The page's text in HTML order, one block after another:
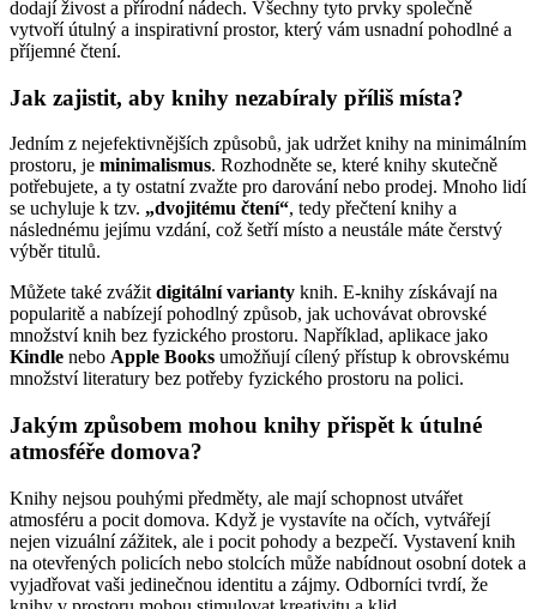
dodají živost a přírodní nádech. Všechny tyto prvky společně
vytvoří útulný a inspirativní prostor, který vám usnadní pohodlné a
příjemné čtení.
Jak zajistit, aby knihy nezabíraly příliš místa?
Jedním z nejefektivnějších způsobů, jak udržet knihy na minimálním
prostoru, je minimalismus. Rozhodněte se, které knihy skutečně
potřebujete, a ty ostatní zvažte pro darování nebo prodej. Mnoho lidí
se uchyluje k tzv. „dvojitému čtení“, tedy přečtení knihy a
následnému jejímu vzdání, což šetří místo a neustále máte čerstvý
výběr titulů.
Můžete také zvážit digitální varianty knih. E-knihy získávají na
popularitě a nabízejí pohodlný způsob, jak uchovávat obrovské
množství knih bez fyzického prostoru. Například, aplikace jako
Kindle nebo Apple Books umožňují cílený přístup k obrovskému
množství literatury bez potřeby fyzického prostoru na polici.
Jakým způsobem mohou knihy přispět k útulné
atmosféře domova?
Knihy nejsou pouhými předměty, ale mají schopnost utvářet
atmosféru a pocit domova. Když je vystavíte na očích, vytvářejí
nejen vizuální zážitek, ale i pocit pohody a bezpečí. Vystavení knih
na otevřených policích nebo stolcích může nabídnout osobní dotek a
vyjadřovat vaši jedinečnou identitu a zájmy. Odborníci tvrdí, že